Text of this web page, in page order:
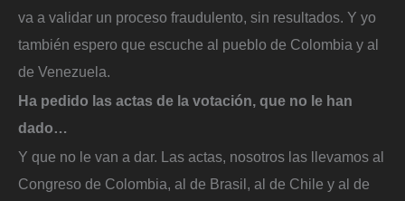
va a validar un proceso fraudulento, sin resultados. Y yo
también espero que escuche al pueblo de Colombia y al
de Venezuela.
Ha pedido las actas de la votación, que no le han
dado…
Y que no le van a dar. Las actas, nosotros las llevamos al
Congreso de Colombia, al de Brasil, al de Chile y al de